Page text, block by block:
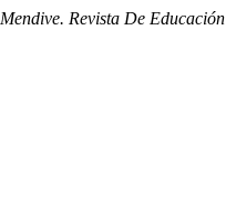
Mendive. Revista De Educación